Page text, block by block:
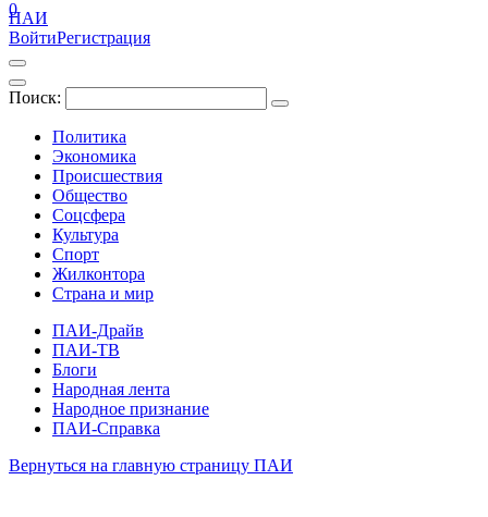
ПАИ
ВойтиРегистрация
Поиск:
Политика
Экономика
Происшествия
Общество
Соцсфера
Культура
Спорт
Жилконтора
Страна и мир
ПАИ-Драйв
ПАИ-ТВ
Блоги
Народная лента
Народное признание
ПАИ-Справка
0
Вернуться на главную страницу ПАИ